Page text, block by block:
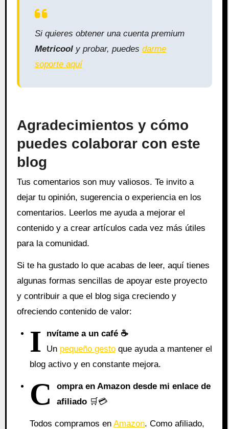
Si quieres obtener una cuenta premium
Metricooly probar, puedes darme
soporte aquí
Agradecimientos y cómo
puedes colaborar con este
blog
Tus comentarios son muy valiosos. Te invito a
dejar tu opinión, sugerencia o experiencia en los
comentarios. Leerlos me ayuda a mejorar el
contenido y a crear artículos cada vez más útiles
para la comunidad.
Si te ha gustado lo que acabas de leer, aquí tienes
algunas formas sencillas de apoyar este proyecto
y contribuir a que el blog siga creciendo y
ofreciendo contenido de valor:
I
nvítame a un café ☕
Un pequeño gesto que ayuda a mantener el
blog activo y en constante mejora.
C
ompra en Amazon desde mi enlace de
afiliado 🛒💳
Todos compramos enAmazon. Como afiliado,